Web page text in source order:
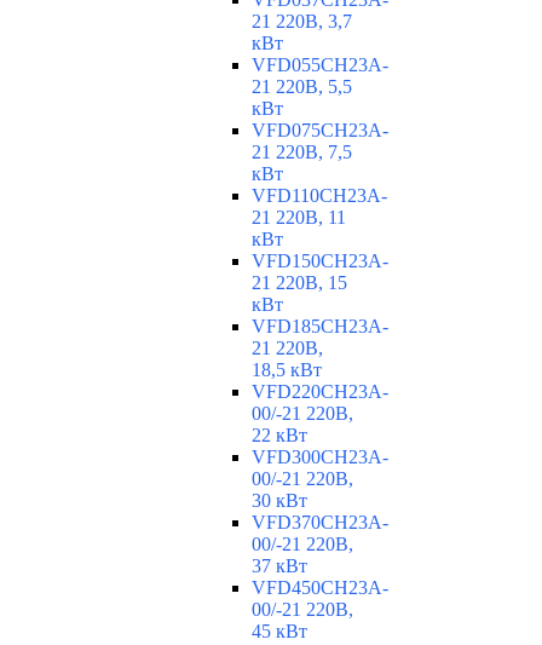
21 220В, 3,7
кВт
VFD055CH23A-
21 220В, 5,5
кВт
VFD075CH23A-
21 220В, 7,5
кВт
VFD110CH23A-
21 220В, 11
кВт
VFD150CH23A-
21 220В, 15
кВт
VFD185CH23A-
21 220В,
18,5 кВт
VFD220CH23A-
00/-21 220В,
22 кВт
VFD300CH23A-
00/-21 220В,
30 кВт
VFD370CH23A-
00/-21 220В,
37 кВт
VFD450CH23A-
00/-21 220В,
45 кВт